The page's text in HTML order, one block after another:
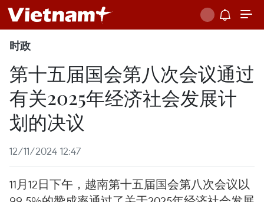
时政
第十五届国会第八次会议通过
有关2025年经济社会发展计
划的决议
12/11/2024 12:47
11月12日下午，越南第十五届国会第八次会议以